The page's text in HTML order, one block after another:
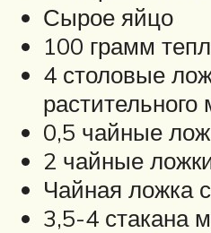
Сырое яйцо
100 грамм
4 столовые
растительного
0,5 чайные
2 чайные
Чайная ложка
3,5-4 стакана